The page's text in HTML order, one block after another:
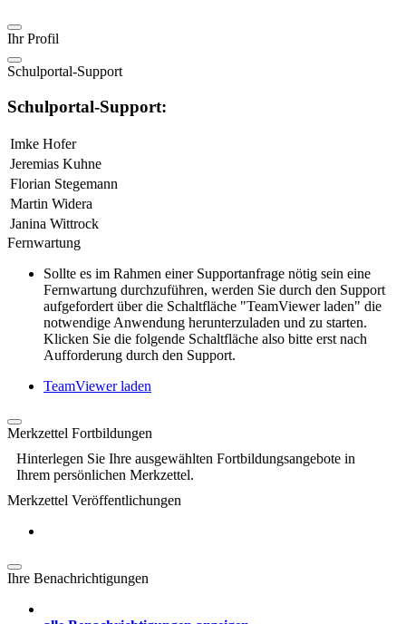
Ihr Profil
Schulportal-Support
Schulportal-Support:
Imke Hofer
Jeremias Kuhne
Florian Stegemann
Martin Widera
Janina Wittrock
Fernwartung
Sollte es im Rahmen einer Supportanfrage nötig sein eine
Fernwartung durchzuführen, werden Sie durch den Support
aufgefordert über die Schaltfläche "TeamViewer laden" die
notwendige Anwendung herunterzuladen und zu starten.
Klicken Sie die folgende Schaltfläche also bitte erst nach
Aufforderung durch den Support.
TeamViewer laden
Merkzettel Fortbildungen
Hinterlegen Sie Ihre ausgewählten Fortbildungsangebote in
Ihrem persönlichen Merkzettel.
Merkzettel Veröffentlichungen
Ihre Benachrichtigungen